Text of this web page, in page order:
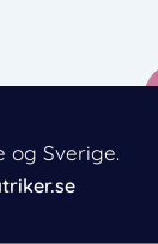
og Sverige.